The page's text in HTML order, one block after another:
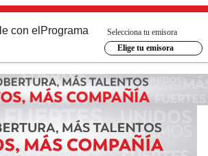
con el Programa
Selecciona tu emisora
Elige tu emisora